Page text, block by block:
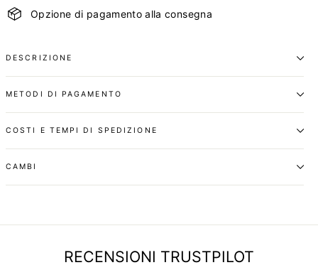
Opzione di pagamento alla consegna
DESCRIZIONE
METODI DI PAGAMENTO
COSTI E TEMPI DI SPEDIZIONE
CAMBI
RECENSIONI TRUSTPILOT